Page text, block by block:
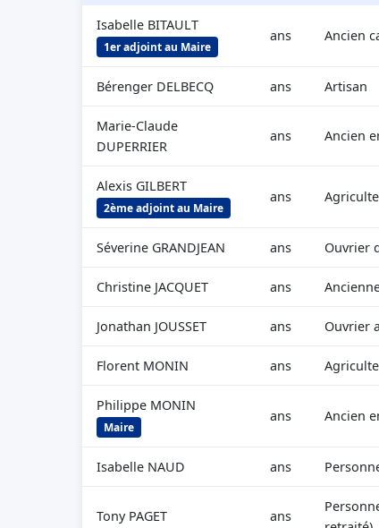
Isabelle BITAULT
1er adjoint au Maire
ans Ancien
Bérenger DELBECQ ans Artisan
Marie-Claude
DUPERRIER
ans Ancien
Alexis GILBERT
2ème adjoint au Maire
ans
Séverine GRANDJEAN ans Ouvrier
Christine JACQUET ans
Jonathan JOUSSET ans Ouvrier
Florent MONIN ans
Philippe MONIN
Maire
ans Ancien
Isabelle NAUD ans
Tony PAGET ans